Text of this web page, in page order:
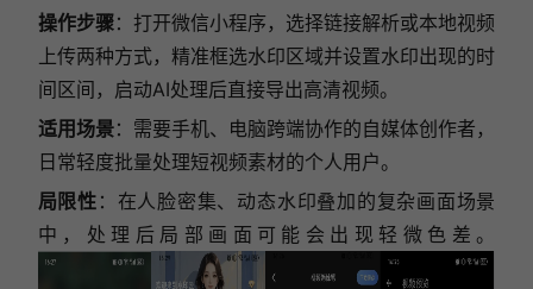
操作步骤：打开微信小程序，选择链接解析或本地视频
上传两种方式，精准框选水印区域并设置水印出现的时
间区间，启动AI处理后直接导出高清视频。
适用场景：需要手机、电脑跨端协作的自媒体创作者，
日常轻度批量处理短视频素材的个人用户。
局限性 ：在人脸密集、动态水印叠加的复杂画面场景
中，处理后局部画面可能会出现轻微色差。